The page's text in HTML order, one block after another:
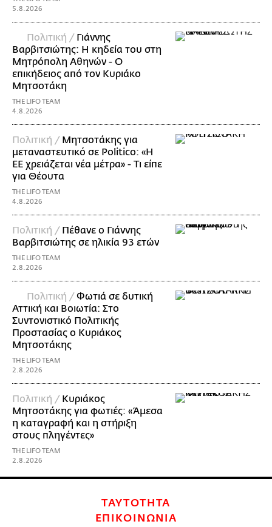
5.8.2026
Πολιτική / Γιάννης
Βαρβιτσιώτης: Η κηδεία του στη
Μητρόπολη Αθηνών - Ο
επικήδειος από τον Κυριάκο
Μητσοτάκη
THE LIFO TEAM
4.8.2026
Πολιτική / Μητσοτάκης για
μεταναστευτικό σε Politico: «Η
ΕΕ χρειάζεται νέα μέτρα» - Τι είπε
για Θέουτα
THE LIFO TEAM
4.8.2026
Πολιτική / Πέθανε ο Γιάννης
Βαρβιτσιώτης σε ηλικία 93 ετών
THE LIFO TEAM
2.8.2026
Πολιτική /Φωτιά σε δυτική
Αττική και Βοιωτία: Στο
Συντονιστικό Πολιτικής
Προστασίας ο Κυριάκος
Μητσοτάκης
THE LIFO TEAM
2.8.2026
Πολιτική / Κυριάκος
Μητσοτάκης για φωτιές: «Άμεσα
η καταγραφή και η στήριξη
στους πληγέντες»
THE LIFO TEAM
2.8.2026
ΤΑΥΤΟΤΗΤΑ
ΕΠΙΚΟΙΝΩΝΙΑ